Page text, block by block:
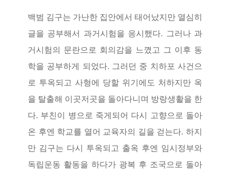
백범 김구는 가난한 집안에서 태어났지만 열심히
글을 공부해서 과거시험을 응시했다. 그러나 과
거시험의 문란으로 회의감을 느꼈고 그 이후 동
학을 공부하게 되었다. 그러던 중 치하포 사건으
로 투옥되고 사형에 당할 위기에도 처하지만 옥
을 탈출해 이곳저곳을 돌아다니며 방랑생활을 한
다. 부친이 병으로 죽게되어 다시 고향으로 돌아
온 후엔 학교를 열어 교육자의 길을 걷는다.하지
만 김구는 다시 투옥되고 출옥 후엔 임시정부와
독립운동 활동을 하다가 광복 후 조국으로 돌아